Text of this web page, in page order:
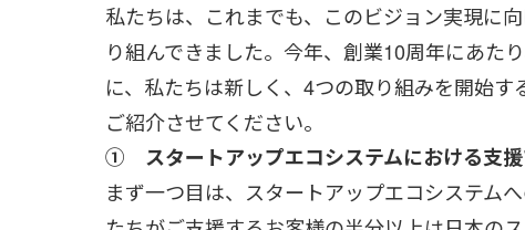
私たちは、これまでも、このビジョン実現に
り組んできました。今年、創業10周年にあた
に、私たちは新しく、4つの取り組みを開始
ご紹介させてください。
① スタートアップエコシステムにおける支援
まず一つ目は、スタートアップエコシステム